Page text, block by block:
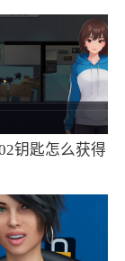
过加入或创
大的战斗团
己的战队并
这款游戏的
家准备了多
法和多人战
钥匙怎么获得